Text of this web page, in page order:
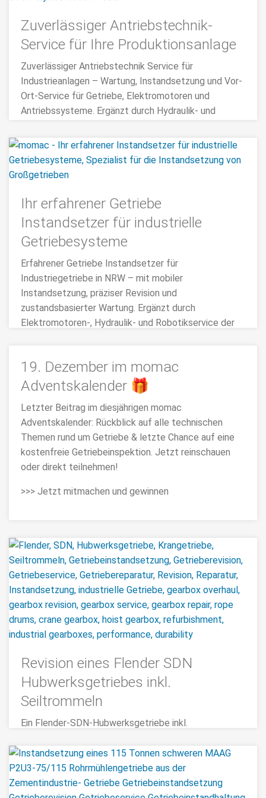
Zuverlässiger Antriebstechnik-
Service für Ihre Produktionsanlage
Zuverlässiger Antriebstechnik Service für
Industrieanlagen – Wartung, Instandsetzung und Vor-
Ort-Service für Getriebe, Elektromotoren und
Antriebssysteme. Ergänzt durch Hydraulik- und
>>> MEHR
Ihr erfahrener Getriebe
Instandsetzer für industrielle
Getriebesysteme
Erfahrener Getriebe Instandsetzer für
Industriegetriebe in NRW – mit mobiler
Instandsetzung, präziser Revision und
zustandsbasierter Wartung. Ergänzt durch
Elektromotoren-, Hydraulik- und Robotikservice der
>>> MEHR
19. Dezember im momac
Adventskalender 🎁
Letzter Beitrag im diesjährigen momac
Adventskalender: Rückblick auf alle technischen
Themen rund um Getriebe & letzte Chance auf eine
kostenfreie Getriebeinspektion. Jetzt reinschauen
oder direkt teilnehmen!
>>> Jetzt mitmachen und gewinnen
Revision eines Flender SDN
Hubwerksgetriebes inkl.
Seiltrommeln
Ein Flender-SDN-Hubwerksgetriebe inkl.
geschickt. Unsere Getriebeexperten haben die
Überholung des Flender Hubwerksgetriebes mit
höchster Sorgfalt und technischer Präzision